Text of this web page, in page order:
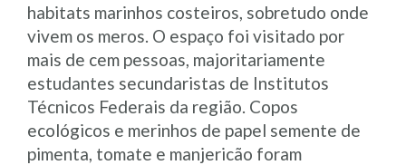
habitats marinhos costeiros, sobretudo onde
vivem os meros. O espaço foi visitado por
mais de cem pessoas, majoritariamente
estudantes secundaristas de Institutos
Técnicos Federais da região. Copos
ecológicos e merinhos de papel semente de
pimenta, tomate e manjericão foram